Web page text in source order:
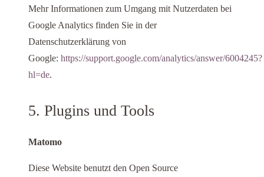
Mehr Informationen zum Umgang mit Nutzerdaten bei
Google Analytics finden Sie in der
Datenschutzerklärung von
Google: https://support.google.com/analytics/answer/6004245?
hl=de.
5. Plugins und Tools
Matomo
Diese Website benutzt den Open Source